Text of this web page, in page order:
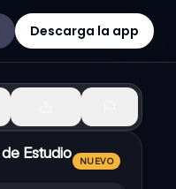
Descarga la app
Estudio
NUEVO